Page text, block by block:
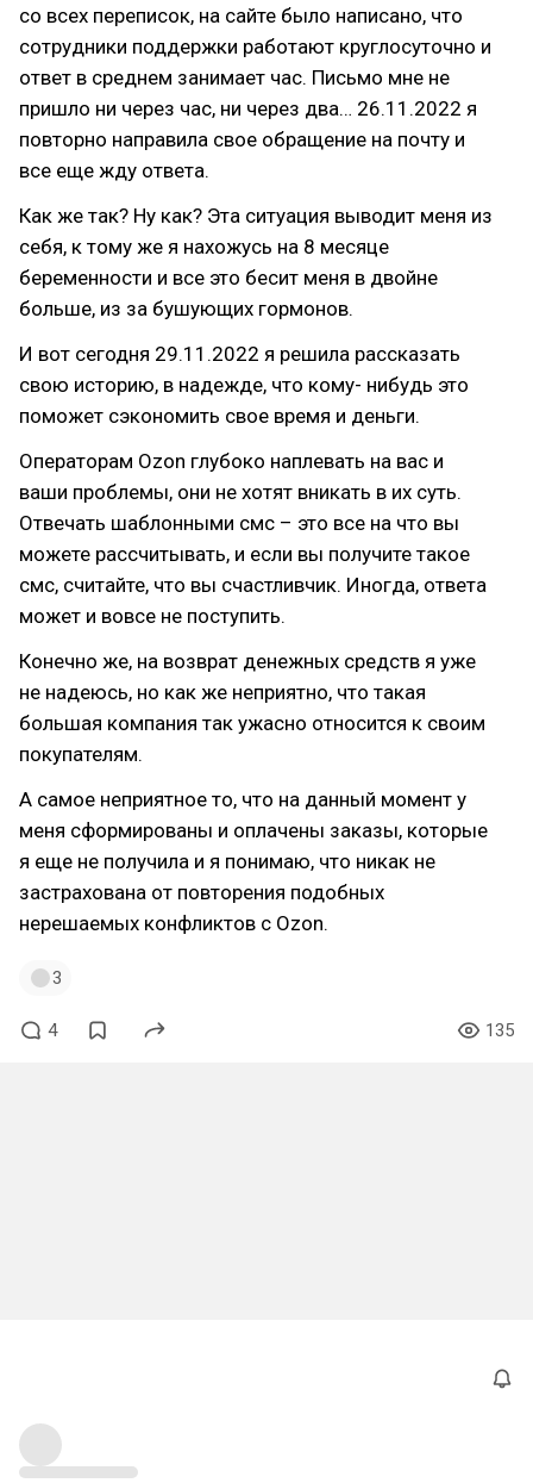
со всех переписок, на сайте было написано, что
сотрудники поддержки работают круглосуточно и
ответ в среднем занимает час. Письмо мне не
пришло ни через час, ни через два… 26.11.2022 я
повторно направила свое обращение на почту и
все еще жду ответа.
Как же так? Ну как? Эта ситуация выводит меня из
себя, к тому же я нахожусь на 8 месяце
беременности и все это бесит меня в двойне
больше, из за бушующих гормонов.
И вот сегодня 29.11.2022 я решила рассказать
свою историю, в надежде, что кому- нибудь это
поможет сэкономить свое время и деньги.
Операторам Ozon глубоко наплевать на вас и
ваши проблемы, они не хотят вникать в их суть.
Отвечать шаблонными смс – это все на что вы
можете рассчитывать, и если вы получите такое
смс, считайте, что вы счастливчик. Иногда, ответа
может и вовсе не поступить.
Конечно же, на возврат денежных средств я уже
не надеюсь, но как же неприятно, что такая
большая компания так ужасно относится к своим
покупателям.
А самое неприятное то, что на данный момент у
меня сформированы и оплачены заказы, которые
я еще не получила и я понимаю, что никак не
застрахована от повторения подобных
нерешаемых конфликтов с Ozon.
3
4 135